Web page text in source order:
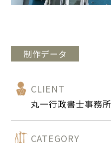
制作データ
CLIENT
丸一行政書士事務所
CATEGORY